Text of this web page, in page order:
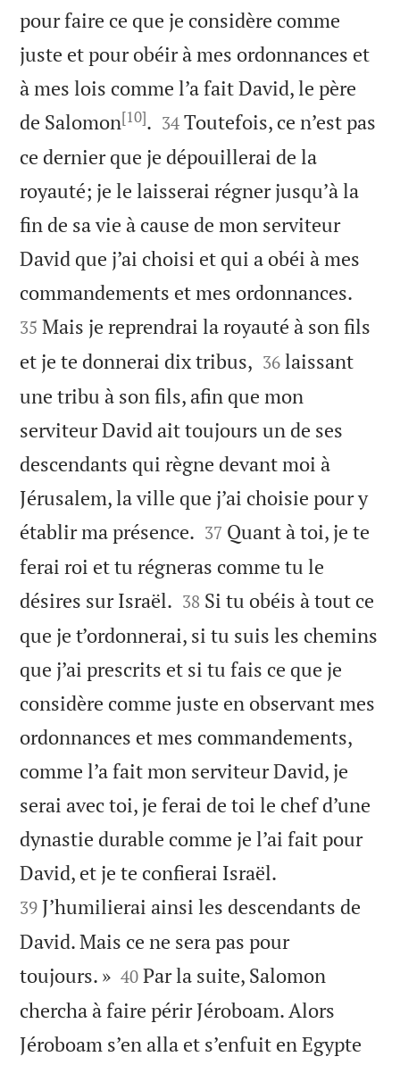
pour faire ce que je considère comme
juste et pour obéir à mes ordonnances et
à mes lois comme l’a fait David, le père
de Salomon[10]. 

34 Toutefois, ce n’est pas
ce dernier que je dépouillerai de la
royauté; je le laisserai régner jusqu’à la
fin de sa vie à cause de mon serviteur
David que j’ai choisi et qui a obéi à mes
commandements et mes ordonnances.
35 Mais je reprendrai la royauté à son fils
et je te donnerai dix tribus, 

36 laissant
une tribu à son fils, afin que mon
serviteur David ait toujours un de ses
descendants qui règne devant moi à
Jérusalem, la ville que j’ai choisie pour y
établir ma présence. 

37 Quant à toi, je te
ferai roi et tu régneras comme tu le
désires sur Israël. 

38 Si tu obéis à tout ce
que je t’ordonnerai, si tu suis les chemins
que j’ai prescrits et si tu fais ce que je
considère comme juste en observant mes
ordonnances et mes commandements,
comme l’a fait mon serviteur David, je
serai avec toi, je ferai de toi le chef d’une
dynastie durable comme je l’ai fait pour
David, et je te confierai Israël.
39 J’humilierai ainsi les descendants de
David. Mais ce ne sera pas pour
toujours. »
40 Par la suite, Salomon
chercha à faire périr Jéroboam. Alors
Jéroboam s’en alla et s’enfuit en Egypte